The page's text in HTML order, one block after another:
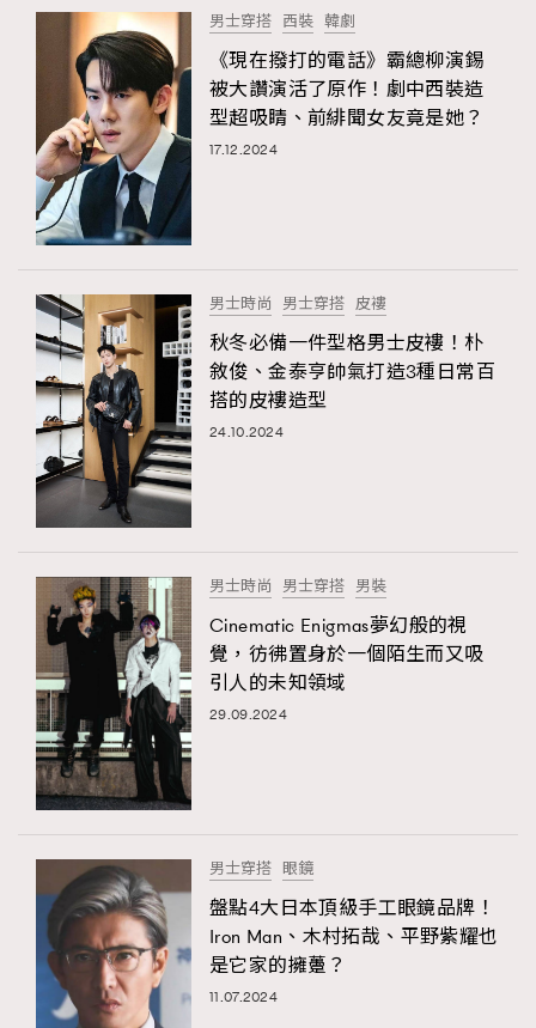
煲劇日常 334
玩物壯志 1
( nmg.com.hk/privacy) 閱讀本公司的私隱政策聲明。
本人願意接收新傳媒集團的最新消息及其他宣傳資訊，本人同意
新傳媒集團使用本人的個人資料於任何推廣用途。
About us Collaboration Opportunity
| Japan | Portugal | Spain
男士穿搭 西裝 韓劇
《現在撥打的電話》霸總柳演錫
被大讚演活了原作！劇中西裝造
型超吸睛、前緋聞女友竟是她？
17.12.2024
男士時尚 男士穿搭 皮褸
秋冬必備一件型格男士皮褸！朴
敘俊、金泰亨帥氣打造3種日常百
搭的皮褸造型
24.10.2024
男士時尚 男士穿搭 男裝
Cinematic Enigmas夢幻般的視
覺，彷彿置身於一個陌生而又吸
引人的未知領域
29.09.2024
男士穿搭 眼鏡
盤點4大日本頂級手工眼鏡品牌！
Iron Man、木村拓哉、平野紫耀也
是它家的擁躉？
11.07.2024